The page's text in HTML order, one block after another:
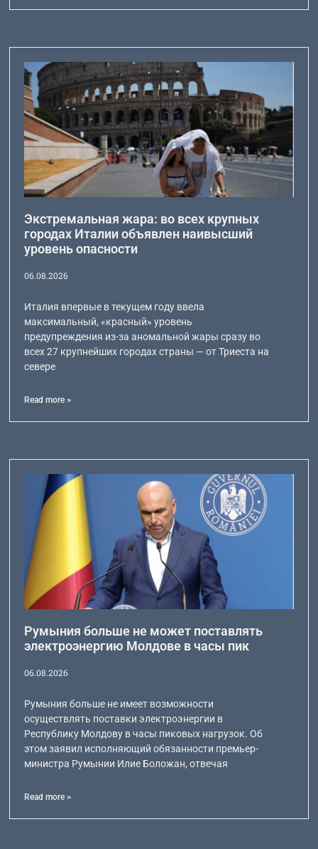
Экстремальная жара: во всех крупных
городах Италии объявлен наивысший
уровень опасности
06.08.2026
Италия впервые в текущем году ввела
максимальный, «красный» уровень
предупреждения из-за аномальной жары сразу во
всех 27 крупнейших городах страны — от Триеста на
севере
Read more >
Румыния больше не может поставлять
электроэнергию Молдове в часы пик
06.08.2026
Румыния больше не имеет возможности
осуществлять поставки электроэнергии в
Республику Молдову в часы пиковых нагрузок. Об
этом заявил исполняющий обязанности премьер-
министра Румынии Илие Боложан, отвечая
Read more >